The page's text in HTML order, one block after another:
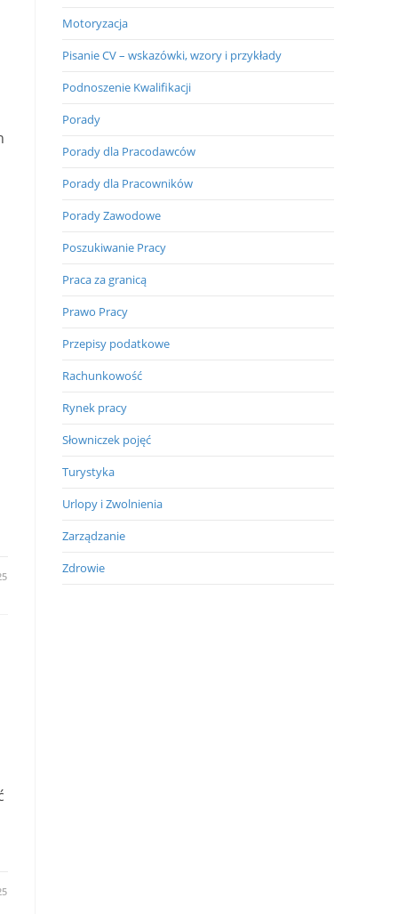
Motoryzacja
Pisanie CV – wskazówki, wzory i przykłady
Podnoszenie Kwalifikacji
Porady
Porady dla Pracodawców
Porady dla Pracowników
Porady Zawodowe
Poszukiwanie Pracy
Praca za granicą
Prawo Pracy
Przepisy podatkowe
Rachunkowość
Rynek pracy
Słowniczek pojęć
Turystyka
Urlopy i Zwolnienia
Zarządzanie
Zdrowie